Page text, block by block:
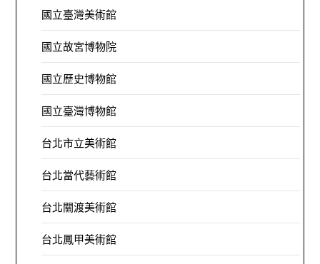
國立臺灣美術館
國立故宮博物院
國立歷史博物館
國立臺灣博物館
台北市立美術館
台北當代藝術館
台北關渡美術館
台北鳳甲美術館